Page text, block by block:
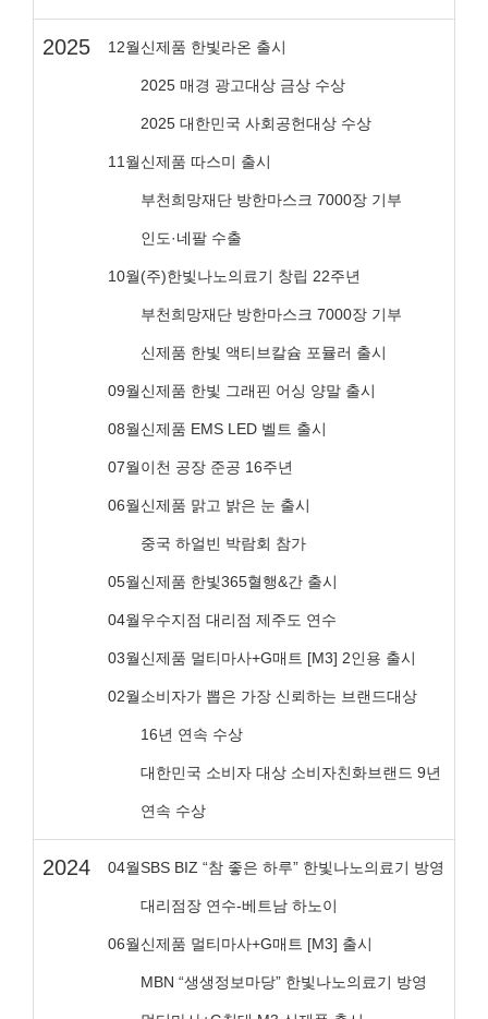
2025 12월신제품 한빛라온 출시
2025 매경 광고대상 금상 수상
2025 대한민국 사회공헌대상 수상
11월신제품 따스미 출시
부천희망재단 방한마스크 7000장 기부
인도·네팔 수출
10월(주)한빛나노의료기 창립 22주년
부천희망재단 방한마스크 7000장 기부
신제품 한빛 액티브칼슘 포뮬러 출시
09월신제품 한빛 그래핀 어싱 양말 출시
08월신제품 EMS LED 벨트 출시
07월이천 공장 준공 16주년
06월신제품 맑고 밝은 눈 출시
중국 하얼빈 박람회 참가
05월신제품 한빛365혈행&간 출시
04월우수지점 대리점 제주도 연수
03월신제품 멀티마사+G매트 [M3] 2인용 출시
02월소비자가 뽑은 가장 신뢰하는 브랜드대상
16년 연속 수상
대한민국 소비자 대상 소비자친화브랜드 9년
연속 수상
2024 04월SBS BIZ “참 좋은 하루” 한빛나노의료기 방영
대리점장 연수-베트남 하노이
06월신제품 멀티마사+G매트 [M3] 출시
MBN “생생정보마당” 한빛나노의료기 방영